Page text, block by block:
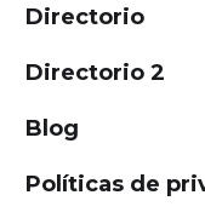
Directorio
Directorio 2
Blog
Políticas de